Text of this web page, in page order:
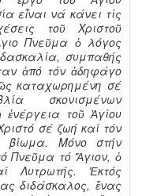
εἶναι νά κάνει τίς
τοῦ Χριστοῦ
Πνεῦμα ὁ λόγος
συμπαθής
ἀπό τόν ἀδηφάγο
καταχωρημένη σέ
σκονισμένων
τοῦ Ἁγίου
σέ ζωή καί τόν
βίωμα. Μόνο στήν
Πνεῦμα τό Ἅγιον, ὁ
Λυτρωτής. Ἐκτός
διδάσκαλος, ἕνας